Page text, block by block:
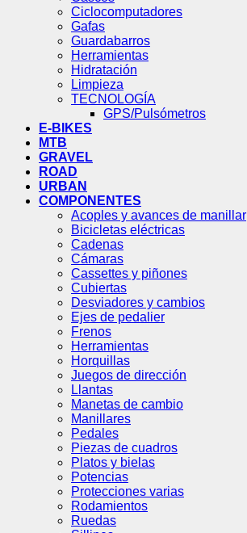
Ciclocomputadores
Gafas
Guardabarros
Herramientas
Hidratación
Limpieza
TECNOLOGÍA
GPS/Pulsómetros
E-BIKES
MTB
GRAVEL
ROAD
URBAN
COMPONENTES
Acoples y avances de manillar
Bicicletas eléctricas
Cadenas
Cámaras
Cassettes y piñones
Cubiertas
Desviadores y cambios
Ejes de pedalier
Frenos
Herramientas
Horquillas
Juegos de dirección
Llantas
Manetas de cambio
Manillares
Pedales
Piezas de cuadros
Platos y bielas
Potencias
Protecciones varias
Rodamientos
Ruedas